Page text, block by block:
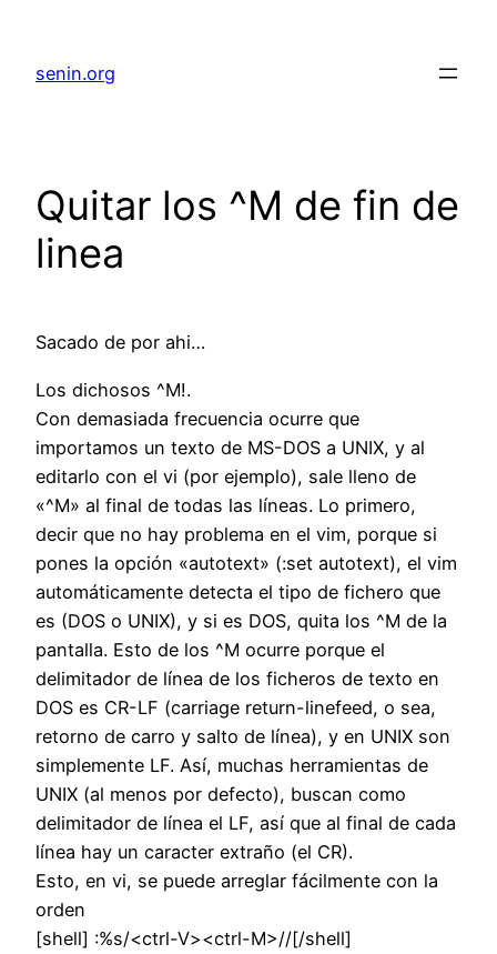
senin.org
Quitar los ^M de fin de
linea
Sacado de por ahi…
Los dichosos ^M!.
Con demasiada frecuencia ocurre que
importamos un texto de MS-DOS a UNIX, y al
editarlo con el vi (por ejemplo), sale lleno de
«^M» al final de todas las líneas. Lo primero,
decir que no hay problema en el vim, porque si
pones la opción «autotext» (:set autotext), el vim
automáticamente detecta el tipo de fichero que
es (DOS o UNIX), y si es DOS, quita los ^M de la
pantalla. Esto de los ^M ocurre porque el
delimitador de línea de los ficheros de texto en
DOS es CR-LF (carriage return-linefeed, o sea,
retorno de carro y salto de línea), y en UNIX son
simplemente LF. Así, muchas herramientas de
UNIX (al menos por defecto), buscan como
delimitador de línea el LF, así que al final de cada
línea hay un caracter extraño (el CR).
Esto, en vi, se puede arreglar fácilmente con la
orden
[shell] :%s/<ctrl-V><ctrl-M>//[/shell]